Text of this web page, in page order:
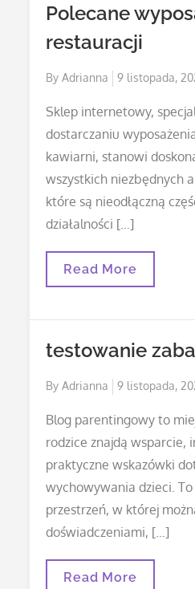
Polecane
restauracji
ByAdrianna
Posted
9 listopada,
Sklep internetowy,
dostarczaniu
kawiarni, stanowi
wszystkich niezbędnych
które są nieodłączną
działalności […]
Polecane
Read More
testowanie
ByAdrianna
Posted
9 listopada,
Blog parentingowy to
rodzice znajdą wsparcie,
praktyczne wskazówki
wychowywania dzieci.
przestrzeń, w której
doświadczeniami, […]
Testowanie
Read More